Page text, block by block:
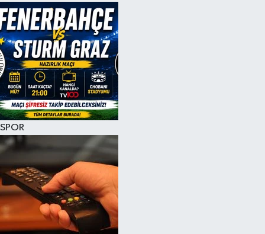
SPOR